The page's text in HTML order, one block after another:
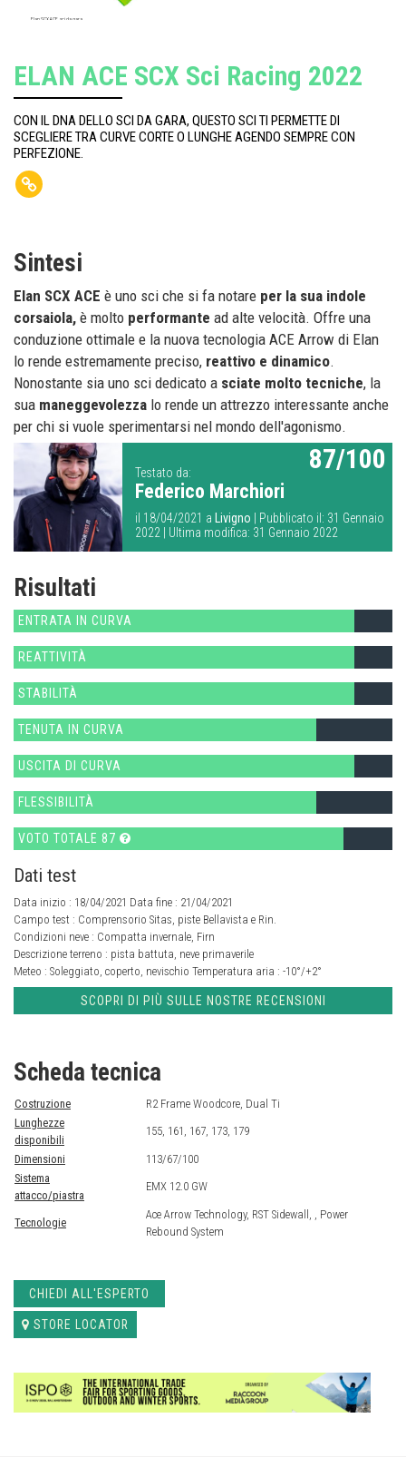
Elan SCX ACE, sci da gara
ELAN ACE SCX Sci Racing 2022
CON IL DNA DELLO SCI DA GARA, QUESTO SCI TI PERMETTE DI
SCEGLIERE TRA CURVE CORTE O LUNGHE AGENDO SEMPRE CON
PERFEZIONE.
Sintesi
Elan SCX ACE è uno sci che si fa notare per la sua indole
corsaiola, è molto performante ad alte velocità. Offre una
conduzione ottimale e la nuova tecnologia ACE Arrow di Elan
lo rende estremamente preciso, reattivo e dinamico.
Nonostante sia uno sci dedicato a sciate molto tecniche, la
sua maneggevolezza lo rende un attrezzo interessante anche
per chi si vuole sperimentarsi nel mondo dell'agonismo.
Testato da:
Federico Marchiori
il 18/04/2021 a Livigno | Pubblicato il: 31 Gennaio
2022 | Ultima modifica: 31 Gennaio 2022
87/100
Risultati
ENTRATA IN CURVA
REATTIVITÀ
STABILITÀ
TENUTA IN CURVA
USCITA DI CURVA
FLESSIBILITÀ
VOTO TOTALE 87
Dati test
Data inizio : 18/04/2021 Data fine : 21/04/2021
Campo test : Comprensorio Sitas, piste Bellavista e Rin.
Condizioni neve : Compatta invernale, Firn
Descrizione terreno : pista battuta, neve primaverile
Meteo : Soleggiato, coperto, nevischio Temperatura aria : -10°/+2°
SCOPRI DI PIÙ SULLE NOSTRE RECENSIONI
Scheda tecnica
Costruzione
R2 Frame Woodcore, Dual Ti
Lunghezze
disponibili
155, 161, 167, 173, 179
Dimensioni
113/67/100
Sistema
attacco/piastra
EMX 12.0 GW
Tecnologie
Ace Arrow Technology, RST Sidewall, , Power
Rebound System
CHIEDI ALL'ESPERTO
STORE LOCATOR